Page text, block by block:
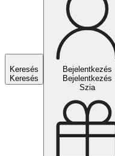
Keresés
Keresés
Bejelentkezés
Bejelentkezés
Szia